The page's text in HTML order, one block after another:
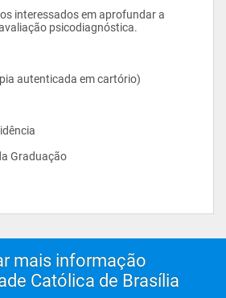
do Rorschach
TAT e HTP
de psicodiagnóstico
interessados em aprofundar a
psicodiagnóstica.
autenticada em cartório)
Graduação
mais informação
Católica de Brasília